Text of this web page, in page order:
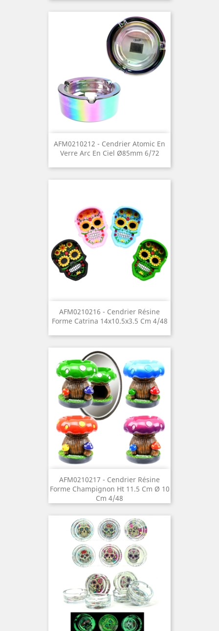
AFM0210212 - Cendrier Atomic En
Verre Arc En Ciel Ø85mm 6/72
AFM0210216 - Cendrier Résine
Forme Catrina 14x10.5x3.5 Cm 4/48
AFM0210217 - Cendrier Résine
Forme Champignon Ht 11.5 Cm Ø 10
Cm 4/48